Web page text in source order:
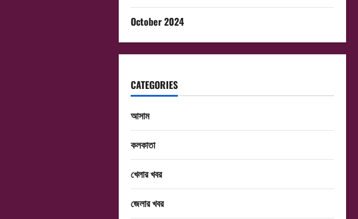
October 2024
CATEGORIES
আসাম
কলকাতা
খেলার খবর
জেলার খবর